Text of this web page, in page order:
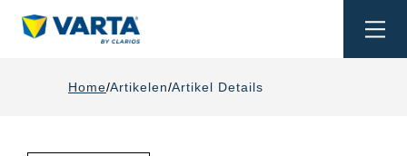
Home Artikelen Artikel Details